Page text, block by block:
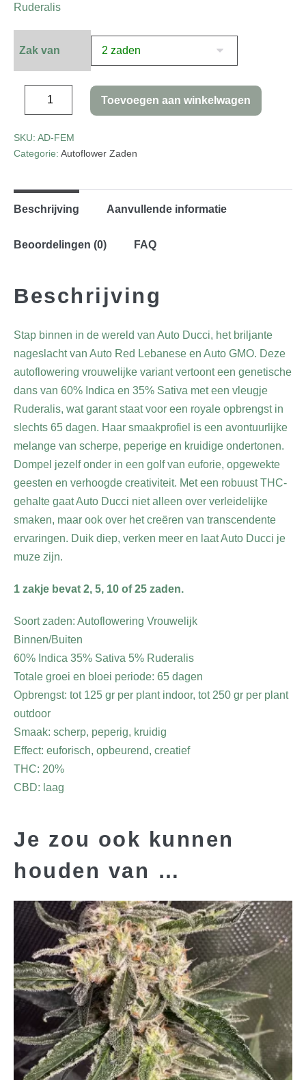
Ruderalis
Zak van
Toevoegen aan winkelwagen
SKU: AD-FEM
Categorie: Autoflower Zaden
Beschrijving Aanvullende informatie
Beoordelingen (0) FAQ
Beschrijving
Stap binnen in de wereld van Auto Ducci, het briljante
nageslacht van Auto Red Lebanese en Auto GMO. Deze
autoflowering vrouwelijke variant vertoont een genetische
dans van 60% Indica en 35% Sativa met een vleugje
Ruderalis, wat garant staat voor een royale opbrengst in
slechts 65 dagen. Haar smaakprofiel is een avontuurlijke
melange van scherpe, peperige en kruidige ondertonen.
Dompel jezelf onder in een golf van euforie, opgewekte
geesten en verhoogde creativiteit. Met een robuust THC-
gehalte gaat Auto Ducci niet alleen over verleidelijke
smaken, maar ook over het creëren van transcendente
ervaringen. Duik diep, verken meer en laat Auto Ducci je
muze zijn.
1 zakje bevat 2, 5, 10 of 25 zaden.
Soort zaden: Autoflowering Vrouwelijk
Binnen/Buiten
60% Indica 35% Sativa 5% Ruderalis
Totale groei en bloei periode: 65 dagen
Opbrengst: tot 125 gr per plant indoor, tot 250 gr per plant
outdoor
Smaak: scherp, peperig, kruidig
Effect: euforisch, opbeurend, creatief
THC: 20%
CBD: laag
Je zou ook kunnen
houden van …